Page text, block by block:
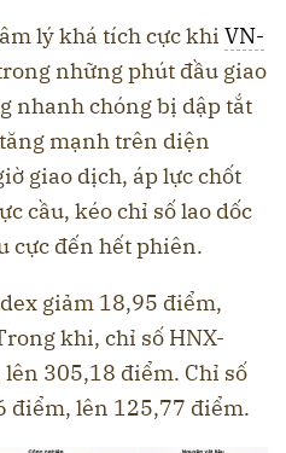
lý khá tích cực khi VN-
những phút đầu giao
nhanh chóng bị dập tắt
mạnh trên diện
giao dịch, áp lực chốt
cầu, kéo chỉ số lao dốc
cực đến hết phiên.
giảm 18,95 điểm,
khi, chỉ số HNX-
305,18 điểm. Chỉ số
điểm, lên 125,77 điểm.